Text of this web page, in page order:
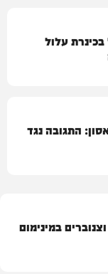
עלול
התגובה נגד
במינימום